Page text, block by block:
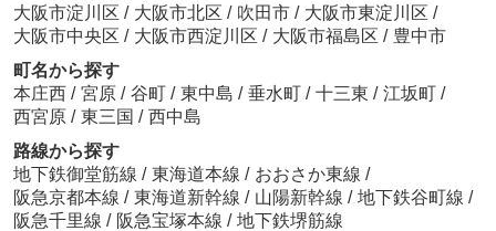
大阪市淀川区 / 大阪市北区 / 吹田市 / 大阪市東淀川区 /
大阪市中央区 / 大阪市西淀川区 / 大阪市福島区 / 豊中市
町名から探す
本庄西 / 宮原 / 谷町 / 東中島 / 垂水町 / 十三東 / 江坂町 /
西宮原 / 東三国 / 西中島
路線から探す
地下鉄御堂筋線 / 東海道本線 / おおさか東線 /
阪急京都本線 / 東海道新幹線 / 山陽新幹線 / 地下鉄谷町線 /
阪急千里線 / 阪急宝塚本線 / 地下鉄堺筋線